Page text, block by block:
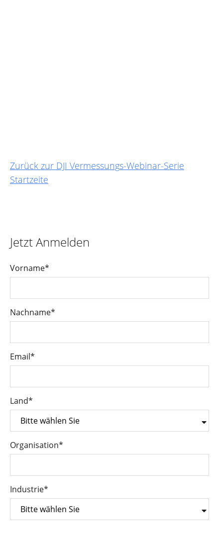
Zurück zur DJI Vermessungs-Webinar-Serie
Startzeite
Jetzt Anmelden
Vorname*
Nachname*
Email*
Land*
Organisation*
Industrie*